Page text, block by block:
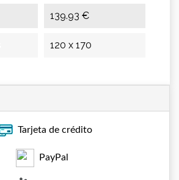
139.93 €
120 x 170
Tarjeta de crédito
PayPal